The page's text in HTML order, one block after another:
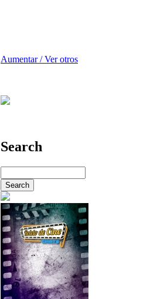
Aumentar / Ver otros
Search